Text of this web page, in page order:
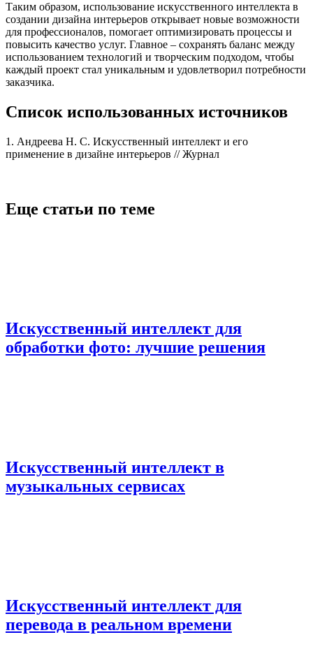
Таким образом, использование искусственного интеллекта в
создании дизайна интерьеров открывает новые возможности
для профессионалов, помогает оптимизировать процессы и
повысить качество услуг. Главное – сохранять баланс между
использованием технологий и творческим подходом, чтобы
каждый проект стал уникальным и удовлетворил потребности
заказчика.
Список использованных источников
1. Андреева Н. С. Искусственный интеллект и его
применение в дизайне интерьеров // Журнал
Еще статьи по теме
Искусственный интеллект для
обработки фото: лучшие решения
Искусственный интеллект в
музыкальных сервисах
Искусственный интеллект для
перевода в реальном времени